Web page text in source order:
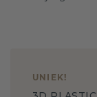
UNIEK!